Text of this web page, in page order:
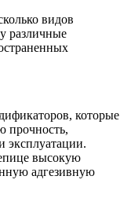
видов
различные
которые
прочность,
эксплуатации.
высокую
адгезивную